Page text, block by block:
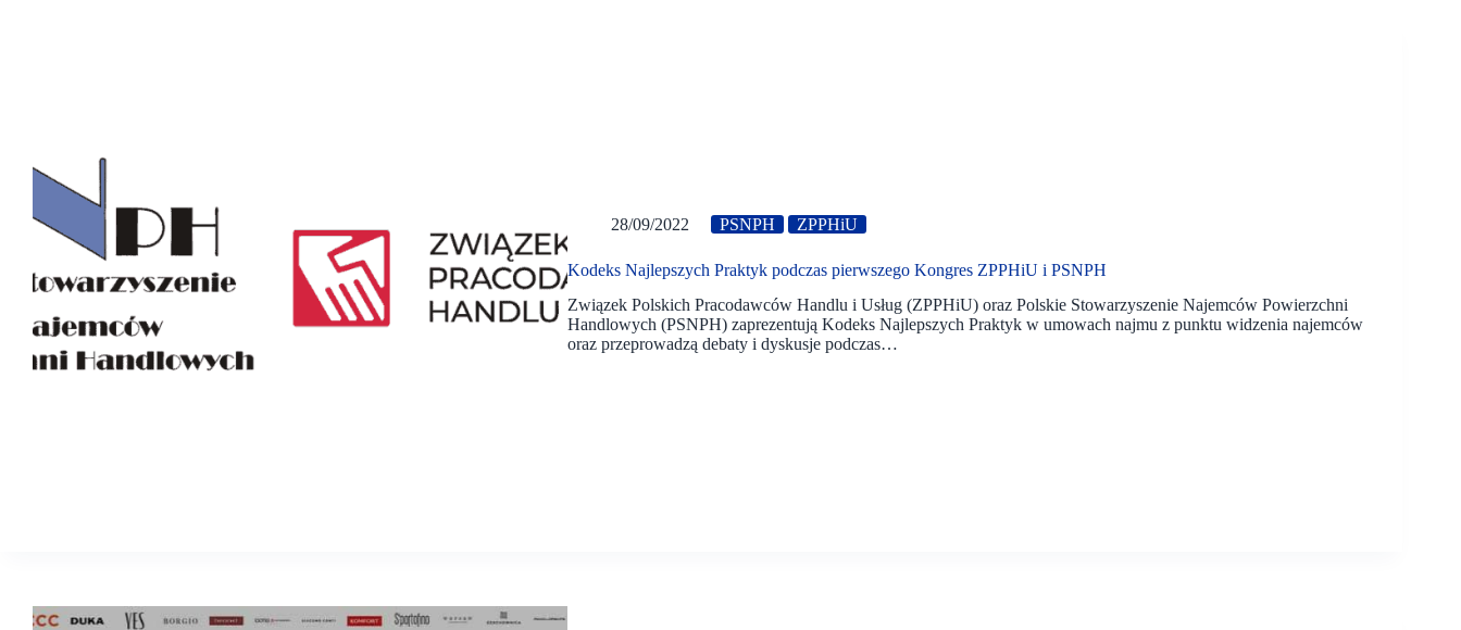
28/09/2022 PSNPH ZPPHiU
Kodeks Najlepszych Praktyk podczas pierwszego Kongres ZPPHiU i PSNPH
Związek Polskich Pracodawców Handlu i Usług (ZPPHiU) oraz Polskie Stowarzyszenie Najemców Powierzchni
Handlowych (PSNPH) zaprezentują Kodeks Najlepszych Praktyk w umowach najmu z punktu widzenia najemców
oraz przeprowadzą debaty i dyskusje podczas…